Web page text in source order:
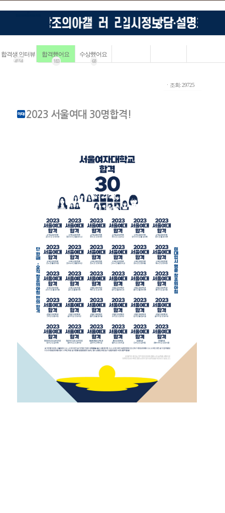
합격생 인터뷰
4114
합격했어요
183
수상했어요
68
ㆍ조회: 29725
2023 서울여대 30명합격!